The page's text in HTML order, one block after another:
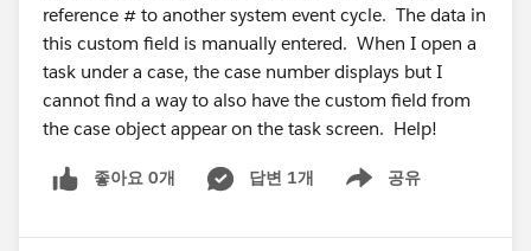
reference # to another system event cycle. The data in
this custom field is manually entered. When I open a
task under a case, the case number displays but I
cannot find a way to also have the custom field from
the case object appear on the task screen. Help!
좋아요 0개 답변 1개 공유
Show menu